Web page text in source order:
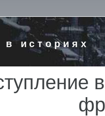
в историях